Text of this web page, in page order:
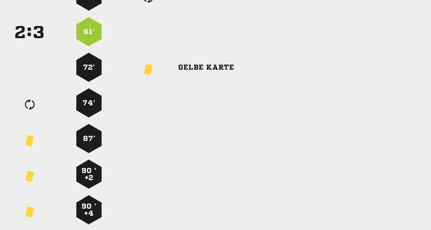
: 61’
72’ GELBE KARTE
74’
87’
90 ’
+2
90 ’
+4